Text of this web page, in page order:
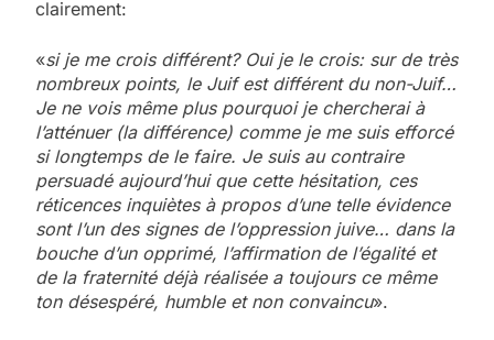
clairement:
«si je me crois différent? Oui je le crois: sur de très
nombreux points, le Juif est différent du non-Juif…
Je ne vois même plus pourquoi je chercherai à
l’atténuer (la différence) comme je me suis efforcé
si longtemps de le faire. Je suis au contraire
persuadé aujourd’hui que cette hésitation, ces
réticences inquiètes à propos d’une telle évidence
sont l’un des signes de l’oppression juive… dans la
bouche d’un opprimé, l’affirmation de l’égalité et
de la fraternité déjà réalisée a toujours ce même
ton désespéré, humble et non convaincu».